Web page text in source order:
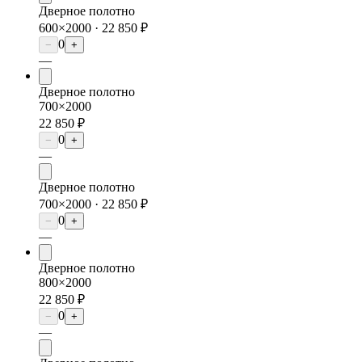
Дверное полотно
600×2000 · 22 850 ₽
− 0 +
—
Дверное полотно
700×2000
22 850 ₽
− 0 +
—
Дверное полотно
700×2000 · 22 850 ₽
− 0 +
—
Дверное полотно
800×2000
22 850 ₽
− 0 +
—